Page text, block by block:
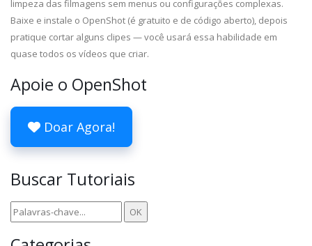
limpeza das filmagens sem menus ou configurações complexas.
Baixe e instale o OpenShot (é gratuito e de código aberto), depois
pratique cortar alguns clipes — você usará essa habilidade em
quase todos os vídeos que criar.
Apoie o OpenShot
Doar Agora!
Buscar Tutoriais